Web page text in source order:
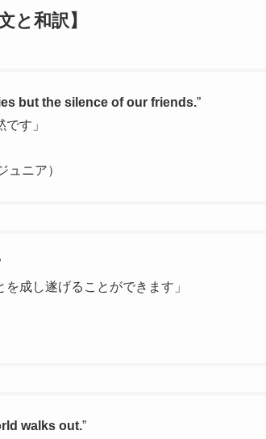
と和訳】
but the silence of our friends.”
す」
ュニア）
成し遂げることができます」
walks out.”